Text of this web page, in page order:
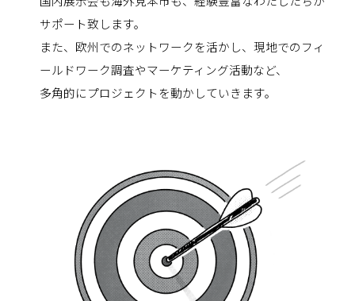
サポート致します。
また、欧州でのネットワークを活かし、現地でのフィ
ールドワーク調査やマーケティング活動など、
多角的にプロジェクトを動かしていきます。